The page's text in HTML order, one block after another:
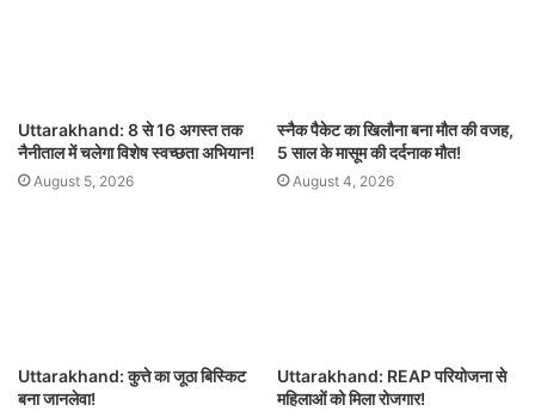
Uttarakhand: 8 से 16 अगस्त तक
नैनीताल में चलेगा विशेष स्वच्छता अभियान!
August 5, 2026
स्नैक पैकेट का खिलौना बना मौत की वजह,
5 साल के मासूम की दर्दनाक मौत!
August 4, 2026
Uttarakhand: कुत्ते का जूठा बिस्किट
बना जानलेवा!
Uttarakhand: REAP परियोजना से
महिलाओं को मिला रोजगार!